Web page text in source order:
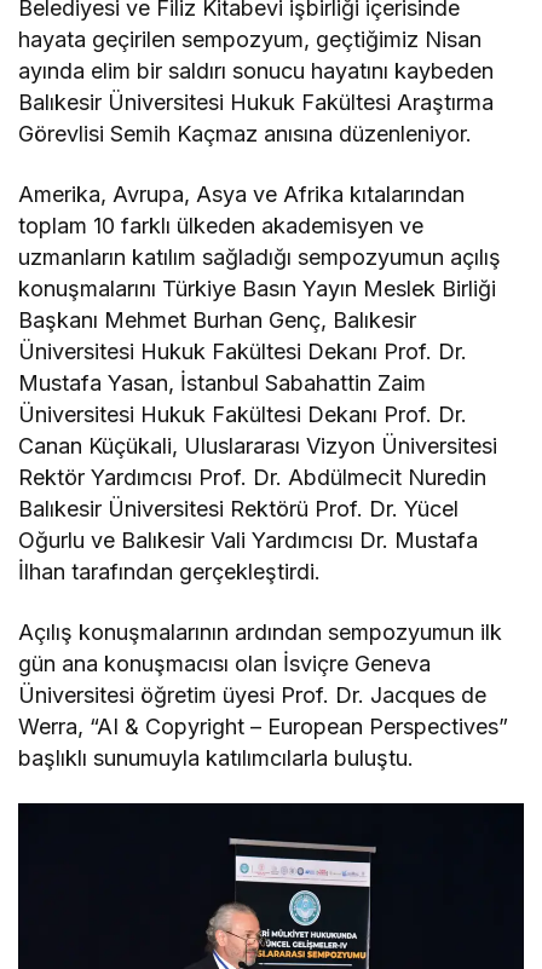
Belediyesi ve Filiz Kitabevi işbirliği içerisinde
hayata geçirilen sempozyum, geçtiğimiz Nisan
ayında elim bir saldırı sonucu hayatını kaybeden
Balıkesir Üniversitesi Hukuk Fakültesi Araştırma
Görevlisi Semih Kaçmaz anısına düzenleniyor.
Amerika, Avrupa, Asya ve Afrika kıtalarından
toplam 10 farklı ülkeden akademisyen ve
uzmanların katılım sağladığı sempozyumun açılış
konuşmalarını Türkiye Basın Yayın Meslek Birliği
Başkanı Mehmet Burhan Genç, Balıkesir
Üniversitesi Hukuk Fakültesi Dekanı Prof. Dr.
Mustafa Yasan, İstanbul Sabahattin Zaim
Üniversitesi Hukuk Fakültesi Dekanı Prof. Dr.
Canan Küçükali, Uluslararası Vizyon Üniversitesi
Rektör Yardımcısı Prof. Dr. Abdülmecit Nuredin
Balıkesir Üniversitesi Rektörü Prof. Dr. Yücel
Oğurlu ve Balıkesir Vali Yardımcısı Dr. Mustafa
İlhan tarafından gerçekleştirdi.
Açılış konuşmalarının ardından sempozyumun ilk
gün ana konuşmacısı olan İsviçre Geneva
Üniversitesi öğretim üyesi Prof. Dr. Jacques de
Werra, “AI & Copyright – European Perspectives”
başlıklı sunumuyla katılımcılarla buluştu.